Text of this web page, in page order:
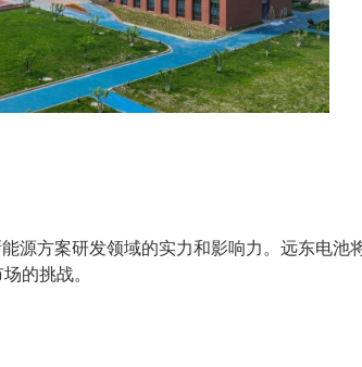
方案研发领域的实力和影响力。远东电池
的挑战。